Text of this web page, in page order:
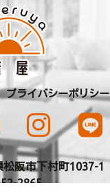
プライバシーポリシー
阪市下村町1037-1
2865